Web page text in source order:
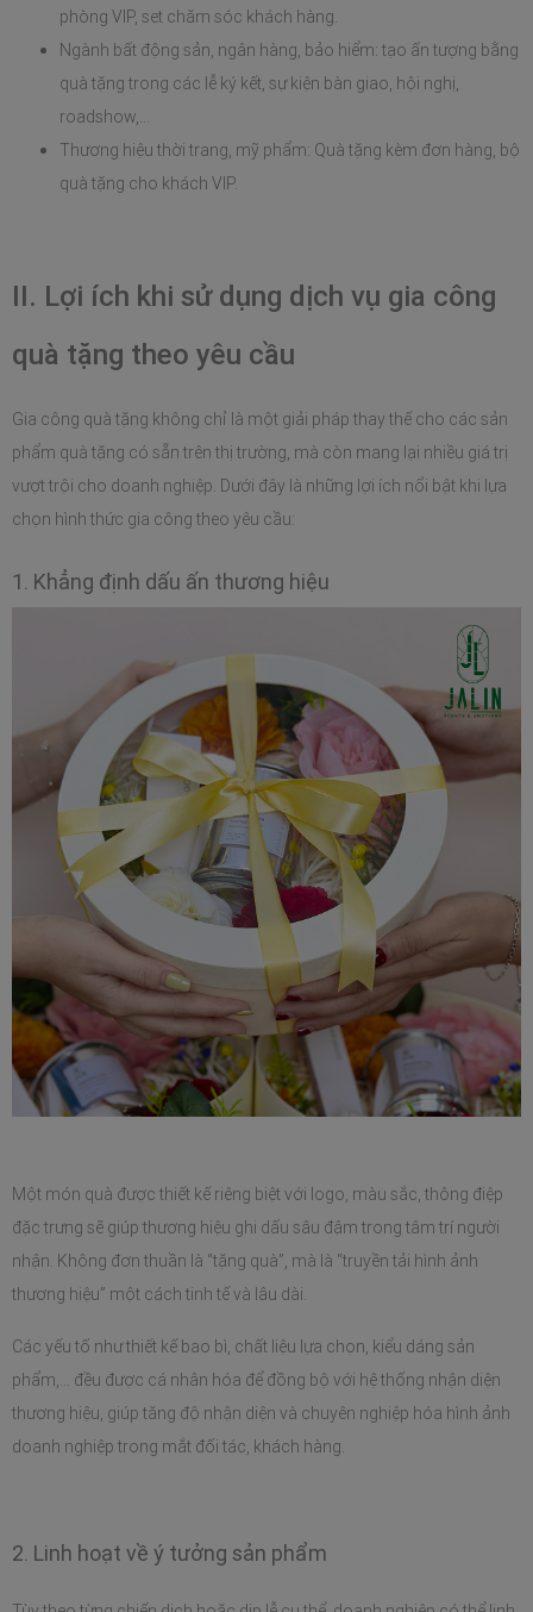
phòng VIP, set chăm sóc khách hàng.
Ngành bất động sản, ngân hàng, bảo hiểm: tạo ấn tượng bằng
quà tặng trong các lễ ký kết, sự kiện bàn giao, hội nghị,
roadshow,...
Thương hiệu thời trang, mỹ phẩm: Quà tặng kèm đơn hàng, bộ
quà tặng cho khách VIP.
II. Lợi ích khi sử dụng dịch vụ gia công
quà tặng theo yêu cầu
Gia công quà tặng không chỉ là một giải pháp thay thế cho các sản
phẩm quà tặng có sẵn trên thị trường, mà còn mang lại nhiều giá trị
vượt trội cho doanh nghiệp. Dưới đây là những lợi ích nổi bật khi lựa
chọn hình thức gia công theo yêu cầu:
1. Khẳng định dấu ấn thương hiệu
Một món quà được thiết kế riêng biệt với logo, màu sắc, thông điệp
đặc trưng sẽ giúp thương hiệu ghi dấu sâu đậm trong tâm trí người
nhận. Không đơn thuần là “tặng quà”, mà là “truyền tải hình ảnh
thương hiệu” một cách tinh tế và lâu dài.
Các yếu tố như thiết kế bao bì, chất liệu lựa chọn, kiểu dáng sản
phẩm,… đều được cá nhân hóa để đồng bộ với hệ thống nhận diện
thương hiệu, giúp tăng độ nhận diện và chuyên nghiệp hóa hình ảnh
doanh nghiệp trong mắt đối tác, khách hàng.
2. Linh hoạt về ý tưởng sản phẩm